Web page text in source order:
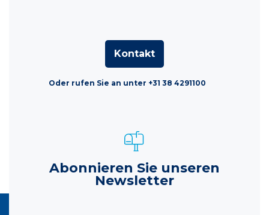
Kontakt
Oder rufen Sie an unter +31 38 4291100
Abonnieren Sie unseren
Newsletter